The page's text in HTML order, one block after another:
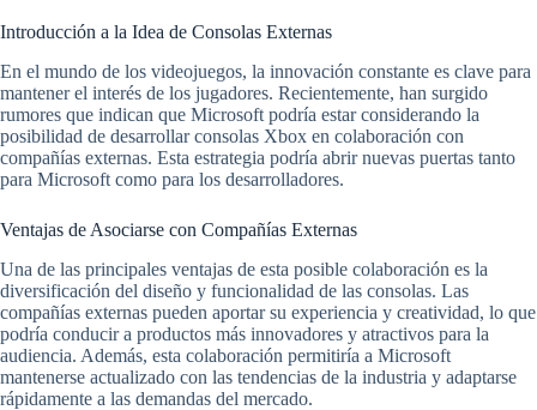
Introducción a la Idea de Consolas Externas
En el mundo de los videojuegos, la innovación constante es clave para
mantener el interés de los jugadores. Recientemente, han surgido
rumores que indican que Microsoft podría estar considerando la
posibilidad de desarrollar consolas Xbox en colaboración con
compañías externas. Esta estrategia podría abrir nuevas puertas tanto
para Microsoft como para los desarrolladores.
Ventajas de Asociarse con Compañías Externas
Una de las principales ventajas de esta posible colaboración es la
diversificación del diseño y funcionalidad de las consolas. Las
compañías externas pueden aportar su experiencia y creatividad, lo que
podría conducir a productos más innovadores y atractivos para la
audiencia. Además, esta colaboración permitiría a Microsoft
mantenerse actualizado con las tendencias de la industria y adaptarse
rápidamente a las demandas del mercado.